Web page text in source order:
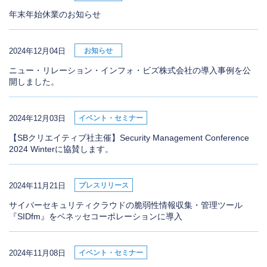
年末年始休業のお知らせ
2024年12月04日 お知らせ
ニュー・リレーション・インフォ・ビズ株式会社の導入事例を公
開しました。
2024年12月03日 イベント・セミナー
【SBクリエイティブ社主催】Security Management Conference
2024 Winterに協賛します。
2024年11月21日 プレスリリース
サイバーセキュリティクラウドの脆弱性情報収集・管理ツール
『SIDfm』をベネッセコーポレーションに導入
2024年11月08日 イベント・セミナー